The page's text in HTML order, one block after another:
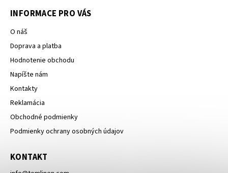
INFORMACE PRO VÁS
O náš
Doprava a platba
Hodnotenie obchodu
Napíšte nám
Kontakty
Reklamácia
Obchodné podmienky
Podmienky ochrany osobných údajov
KONTAKT